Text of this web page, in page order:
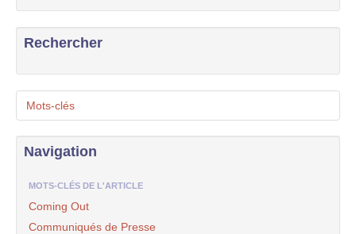
Rechercher
Mots-clés
Navigation
MOTS-CLÉS DE L'ARTICLE
Coming Out
Communiqués de Presse